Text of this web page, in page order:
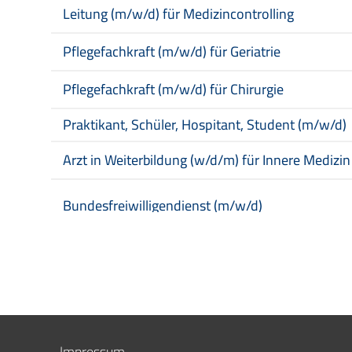
Leitung (m/w/d) für Medizincontrolling
Pflegefachkraft (m/w/d) für Geriatrie
Pflegefachkraft (m/w/d) für Chirurgie
Praktikant, Schüler, Hospitant, Student (m/w/d)
Arzt in Weiterbildung (w/d/m) für Innere Medizin
Bundesfreiwilligendienst (m/w/d)
Initiativbewerbung (alle Jobs)